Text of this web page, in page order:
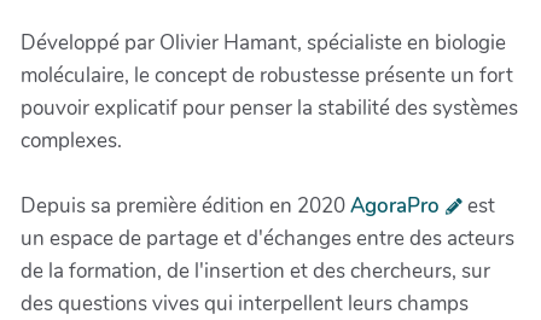
Développé par Olivier Hamant, spécialiste en biologie
moléculaire, le concept de robustesse présente un fort
pouvoir explicatif pour penser la stabilité des systèmes
complexes.
Depuis sa première édition en 2020AgoraPro
est
un espace de partage et d'échanges entre des acteurs
de la formation, de l'insertion et des chercheurs, sur
des questions vives qui interpellent leurs champs